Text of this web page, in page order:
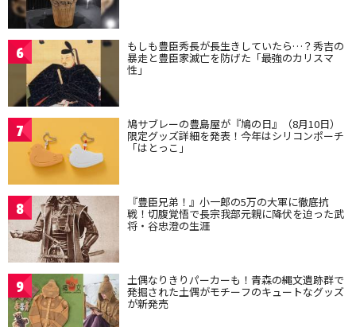
6 もしも豊臣秀長が長生きしていたら…？秀吉の
暴走と豊臣家滅亡を防げた「最強のカリスマ
性」
7 鳩サブレーの豊島屋が『鳩の日』（8月10日）
限定グッズ詳細を発表！今年はシリコンポーチ
「はとっこ」
8 『豊臣兄弟！』小一郎の5万の大軍に徹底抗
戦！切腹覚悟で長宗我部元親に降伏を迫った武
将・谷忠澄の生涯
9 土偶なりきりパーカーも！青森の縄文遺跡群で
発掘された土偶がモチーフのキュートなグッズ
が新発売